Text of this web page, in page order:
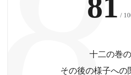
/
十二の巻の
その後の様子への